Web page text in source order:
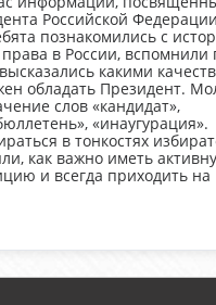
Российской
познакомились с
в России, вспомнили
какими
обладать Президент.
слов «кандидат»,
«инаугурация».
в тонкостях
как важно иметь
и всегда приходить на